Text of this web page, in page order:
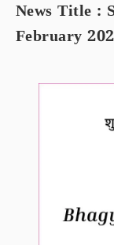
News Title :
February